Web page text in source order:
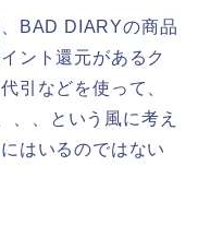
BAD DIARYの商品
ント還元があるク
引などを使って、
、、という風に考え
はいるのではない